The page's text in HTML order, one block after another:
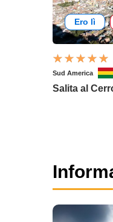
Ero lì
Sud America
Salita al